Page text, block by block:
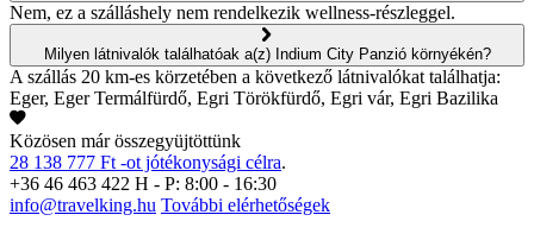
Nem, ez a szálláshely nem rendelkezik wellness-részleggel.
Milyen látnivalók találhatóak a(z) Indium City Panzió környékén?
A szállás 20 km-es körzetében a következő látnivalókat találhatja:
Eger, Eger Termálfürdő, Egri Törökfürdő, Egri vár, Egri Bazilika
Közösen már összegyüjtöttünk
28 138 777 Ft -ot jótékonysági célra.
+36 46 463 422 H - P: 8:00 - 16:30
info@travelking.hu További elérhetőségek